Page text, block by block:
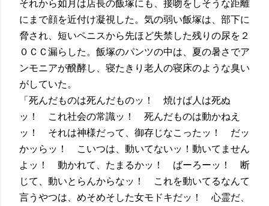
それから如月は店長の飯塚にも、接吻をしそうな距離
にまで顔を近付け凝視した。気の弱い飯塚は、部下に
脅され、短いペニスから先ほど失禁した残りの尿を２
０ＣＣ漏らした。飯塚のパンツの中は、夏の暑さでア
ンモニアが醗酵し、寝たきり老人の寝床のような臭い
がしていた。
「死んだものは死んだものッ！ 焼けば人は死ぬ
ッ！ これ社会の常識ッ！ 死んだものは動かねえ
ッ！ それは神様だって、御存じなこったッ！ だッ
かッらッ！ こいつは、動いてないッ！動いてません
よッ！ 動かれて、たまるかッ！ ばーろーッ！ 断
じて、動いとらんからなッ！ これを動いてるなんて
言うやつは、めそめそした女モドキだッ！ 心霊だ、